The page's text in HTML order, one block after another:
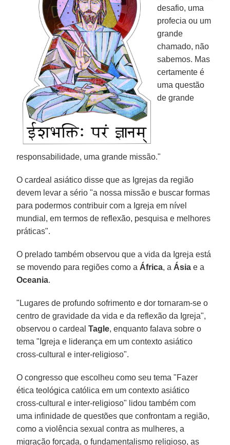
desafio, uma
profecia ou um
grande
chamado, não
sabemos. Mas
certamente é
uma questão
de grande
responsabilidade, uma grande missão."
O cardeal asiático disse que as Igrejas da região
devem levar a sério "a nossa missão e buscar formas
para podermos contribuir com a Igreja em nível
mundial, em termos de reflexão, pesquisa e melhores
práticas".
O prelado também observou que a vida da Igreja está
se movendo para regiões como a África, a Ásia e a
Oceania.
"Lugares de profundo sofrimento e dor tornaram-se o
centro de gravidade da vida e da reflexão da Igreja",
observou o cardealTagle, enquanto falava sobre o
tema "Igreja e liderança em um contexto asiático
cross-cultural e inter-religioso".
O congresso que escolheu como seu tema "Fazer
ética teológica católica em um contexto asiático
cross-cultural e inter-religioso" lidou também com
uma infinidade de questões que confrontam a região,
como a violência sexual contra as mulheres, a
migração forçada, o fundamentalismo religioso, as